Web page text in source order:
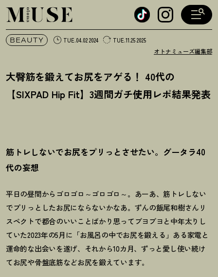
オトナミューズ ウェブ
BEAUTY TUE.04.02 2024 TUE.11.25 2025
オトナミューズ編集部
大臀筋を鍛えてお尻をアゲる ！ 40代の
【SIXPAD Hip Fit】3週間ガチ使用レポ結果発表
筋トレしないでお尻をプリっとさせたい。グータラ40
代の妄想
平日の昼間からゴロゴロ～ゴロゴロ～。あーあ、筋トレしない
でプリっとしたお尻にならないかなあ。ずんの飯尾和樹さんリ
スペクトで都合のいいことばかり思ってブヨブヨと中年太りし
ていた2023年の5月に「お風呂の中でお尻を鍛える」ある家電と
運命的な出会いを遂げ、それから10カ月、ずっと愛し使い続け
てお尻や骨盤底筋などお尻を鍛えています。